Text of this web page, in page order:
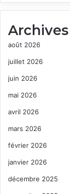
Archives
août 2026
juillet 2026
juin 2026
mai 2026
avril 2026
mars 2026
février 2026
janvier 2026
décembre 2025